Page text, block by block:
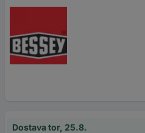
Dostava tor, 25.8.